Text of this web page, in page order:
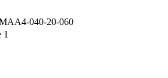
040-20-060
1